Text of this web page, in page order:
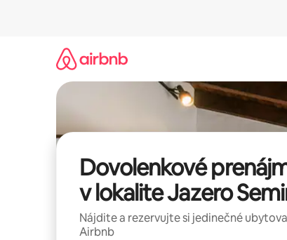
Dovolenkové
v lokalite Jazero
Nájdite a rezervujte si jedinečné
Airbnb